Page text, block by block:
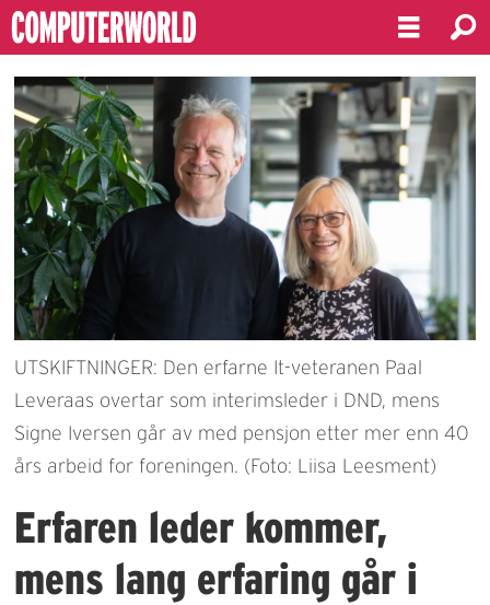
UTSKIFTNINGER: Den erfarne It-veteranen Paal
Leveraas overtar som interimsleder i DND, mens
Signe Iversen går av med pensjon etter mer enn 40
års arbeid for foreningen. (Foto: Liisa Leesment)
Erfaren leder kommer,
mens lang erfaring går i